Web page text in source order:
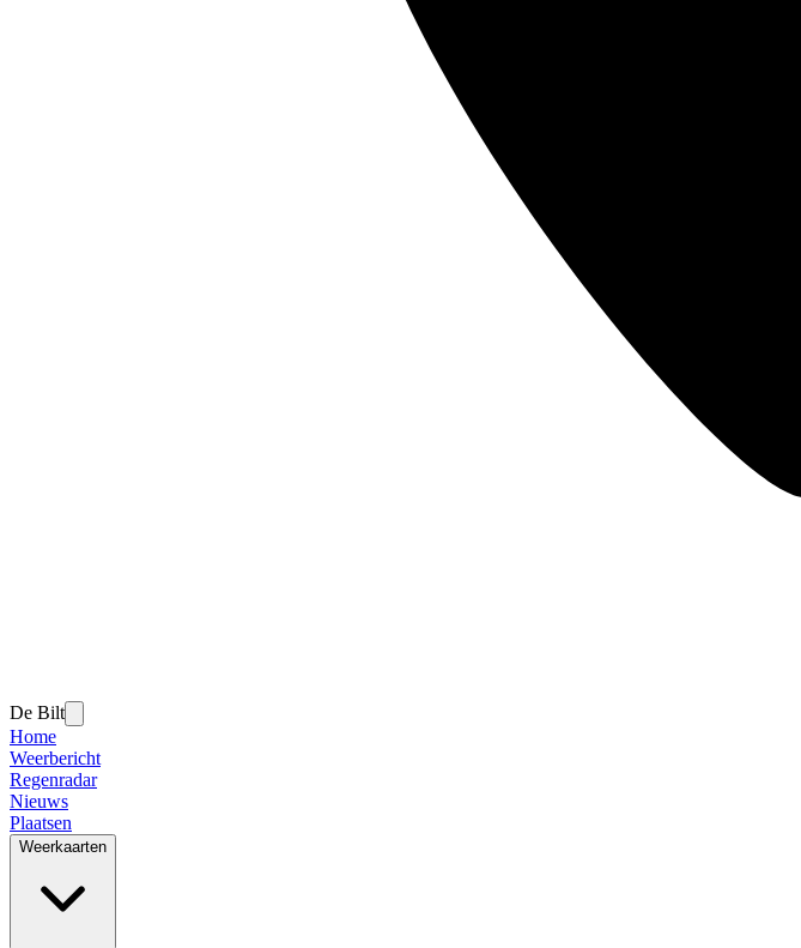
De Bilt
Home
Weerbericht
Regenradar
Nieuws
Plaatsen
Weerkaarten